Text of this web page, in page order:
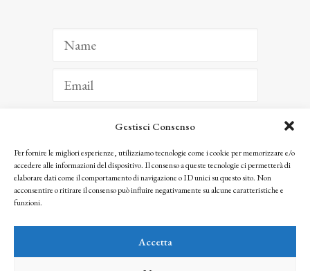
Gestisci Consenso
Per fornire le migliori esperienze, utilizziamo tecnologie come i cookie per memorizzare e/o
accedere alle informazioni del dispositivo. Il consenso a queste tecnologie ci permetterà di
elaborare dati come il comportamento di navigazione o ID unici su questo sito. Non
acconsentire o ritirare il consenso può influire negativamente su alcune caratteristiche e
funzioni.
Accetta
ISCRIVITI
Facendo clic per iscriverti, riconosci che le tue informazioni saranno trattate
seguendo la nostra Privacy Policy
© 2025 Istituto Matteucci. All right reserved
l’autorizzazione scritta dei proprietari dei diritti e dell’Istituto Matteucci